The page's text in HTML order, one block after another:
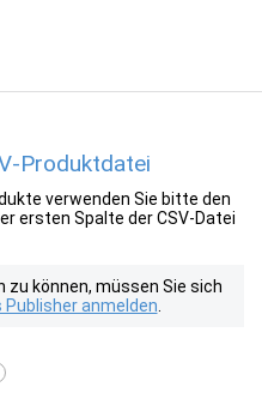
Produktdatei
verwenden Sie bitte den
ersten Spalte der CSV-Datei
können, müssen Sie sich
Publisher anmelden